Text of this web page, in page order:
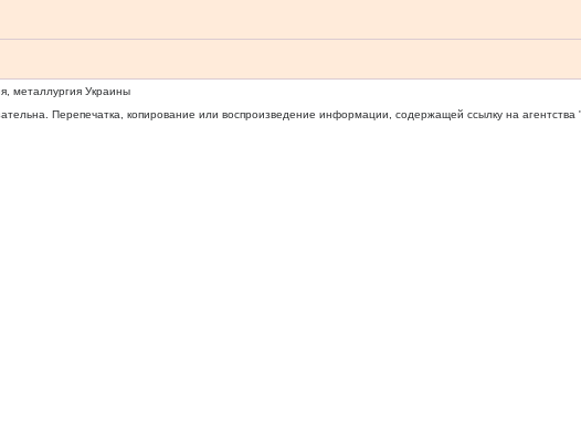
металлургия Украины
Перепечатка, копирование или воспроизведение информации, содержащей ссылку на